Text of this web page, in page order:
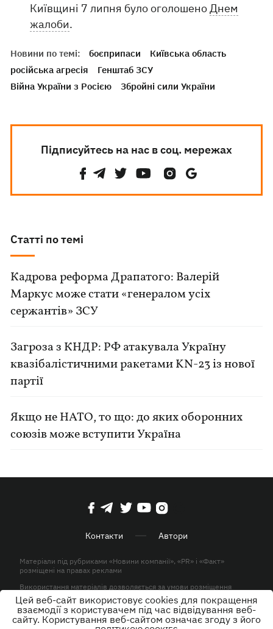
Київщині 7 липня було оголошеноДнем
жалоби.
Новини по темі: боєприпаси
Київська область
російська агресія
Генштаб ЗСУ
Війна України з Росією
Збройні сили України
Підписуйтесь на нас в соц. мережах
Статті по темі
Кадрова реформа Драпатого: Валерій
Маркус може стати «генералом усіх
сержантів» ЗСУ
Загроза з КНДР: РФ атакувала Україну
квазібалістичними ракетами KN-23 із нової
партії
Якщо не НАТО, то що: до яких оборонних
союзів може вступити Україна
Контакти Автори
Матеріали під рубриками «Новини компанії», «PR» і «Факт»
розміщені на правах реклами
Використання матеріалів дозволяється за умови розміщення
активного гіперпосилання на KP.UA в першому абзаці.
© ТОВ «ЮЛАВ МЕДІА» 2026. Всі права захищені.
Цей веб-сайт використовує cookies для покращення
взаємодії з користувачем під час відвідування веб-
сайту. Користування веб-сайтом означає згоду з його